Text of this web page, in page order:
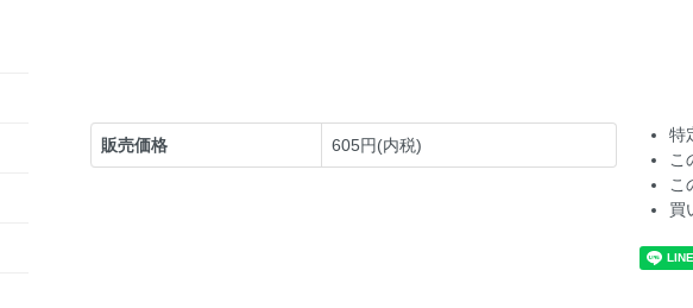
販売価格 605円(内税)
特
こ
こ
買